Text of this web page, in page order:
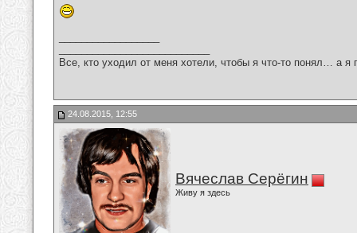
Все, кто уходил от меня хотели, чтобы я что-то понял… а
24.08.2015, 12:55
Вячеслав Серёгин
Живу я здесь